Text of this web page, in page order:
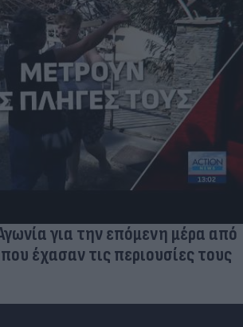
για την επόμενη μέρα από
έχασαν τις περιουσίες τους